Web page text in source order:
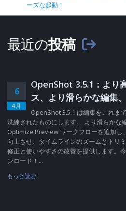
ーズな起動！
最近の投稿
6
4月
OpenShot 3.5.1：より
ス、より滑らかな編集
OpenShot 3.5.1 は編集をこれま
洗練されたものにします。 より滑らかな
Optimize Preview ワークフローを追加し
向上させ、タイムラインのズームとトリ
修正と使いやすさの改善を提供します。
ンロード！...
もっと読む